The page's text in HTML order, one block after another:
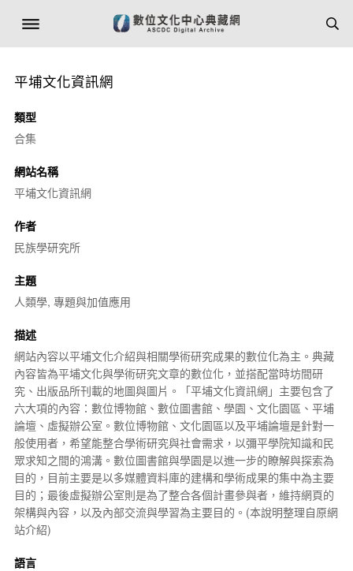
平埔文化資訊網
類型
合集
網站名稱
平埔文化資訊網
作者
民族學研究所
主題
人類學, 專題與加值應用
描述
網站內容以平埔文化介紹與相關學術研究成果的數位化為主。典藏
內容皆為平埔文化與學術研究文章的數位化，並搭配當時坊間研
究、出版品所刊載的地圖與圖片。「平埔文化資訊網」主要包含了
六大項的內容： 數位博物館、數位圖書館、學園、文化園區、平埔
論壇、虛擬辦公室。數位博物館、文化園區以及平埔論壇是針對一
般使用者，希望能整合學術研究與社會需求，以彌平學院知識和民
眾求知之間的鴻溝。數位圖書館與學園是以進一步的瞭解與探索為
目的，目前主要是以多媒體資料庫的建構和學術成果的集中為主要
目的；最後虛擬辦公室則是為了整合各個計畫參與者，維持網頁的
架構與內容，以及內部交流與學習為主要目的。(本說明整理自原網
站介紹)
語言